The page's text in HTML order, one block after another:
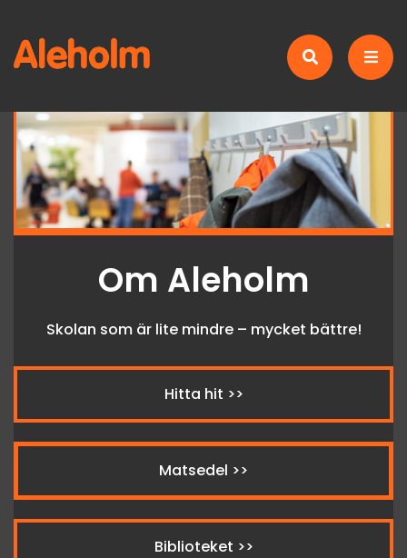
Om Aleholm
Skolan som är lite mindre – mycket bättre!
Hitta hit >>
Matsedel >>
Biblioteket >>